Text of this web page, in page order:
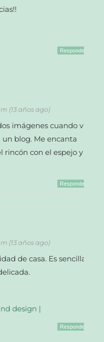
Responder
(13 años ago)
imágenes cuando vi
un blog. Me encanta
rincón con el espejo y
Responder
(13 años ago)
de casa. Es sencilla,
design |
Responder